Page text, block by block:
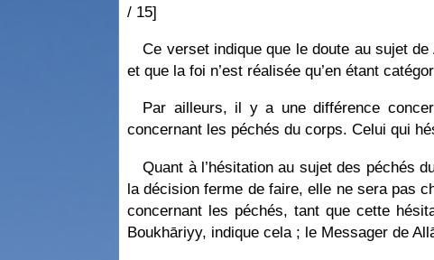
/ 15]
Ce verset indique que le doute au sujet
et que la foi n’est réalisée qu’en étant
Par ailleurs, il y a une différence
concernant les péchés du corps. Celui qui
Quant à l’hésitation au sujet des péchés
la décision ferme de faire, elle ne sera pas
concernant les péchés, tant que cette
Boukhāriyy, indique cela ; le Messager de